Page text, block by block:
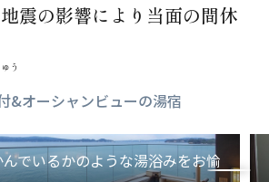
震の影響により当面の間休
&オーシャンビューの湯宿